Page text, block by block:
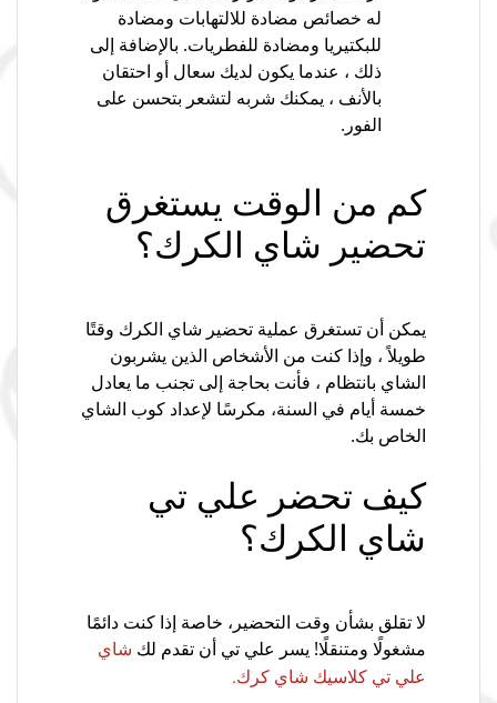
له خصائص مضادة للالتهابات ومضادة
للبكتيريا ومضادة للفطريات. بالإضافة إلى
ذلك ، عندما يكون لديك سعال أو احتقان
بالأنف ، يمكنك شربه لتشعر بتحسن على
الفور.
كم من الوقت يستغرق
تحضير شاي الكرك؟
يمكن أن تستغرق عملية تحضير شاي الكرك وقتًا
طويلاً ، وإذا كنت من الأشخاص الذين يشربون
الشاي بانتظام ، فأنت بحاجة إلى تجنب ما يعادل
خمسة أيام في السنة، مكرسًا لإعداد كوب الشاي
الخاص بك.
كيف تحضر علي تي
شاي الكرك؟
لا تقلق بشأن وقت التحضير، خاصة إذا كنت دائمًا
مشغولًا ومتنقلًا! يسر علي تي أن تقدم لك شاي
علي تي كلاسيك شاي كرك.